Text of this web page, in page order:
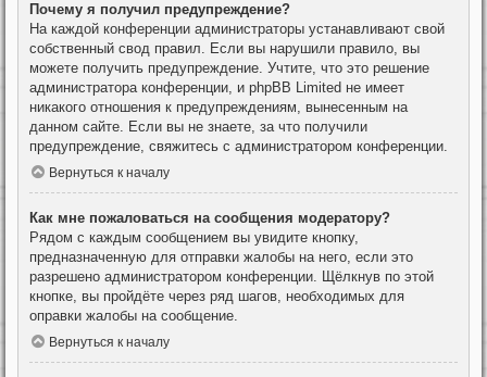
Почему я получил предупреждение?
На каждой конференции администраторы устанавливают свой
собственный свод правил. Если вы нарушили правило, вы
можете получить предупреждение. Учтите, что это решение
администратора конференции, и phpBB Limited не имеет
никакого отношения к предупреждениям, вынесенным на
данном сайте. Если вы не знаете, за что получили
предупреждение, свяжитесь с администратором конференции.
Вернуться к началу
Как мне пожаловаться на сообщения модератору?
Рядом с каждым сообщением вы увидите кнопку,
предназначенную для отправки жалобы на него, если это
разрешено администратором конференции. Щёлкнув по этой
кнопке, вы пройдёте через ряд шагов, необходимых для
оправки жалобы на сообщение.
Вернуться к началу